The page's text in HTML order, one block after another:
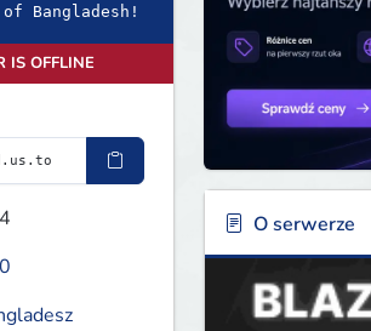
Bangladesh!
IS OFFLINE
O serwerze